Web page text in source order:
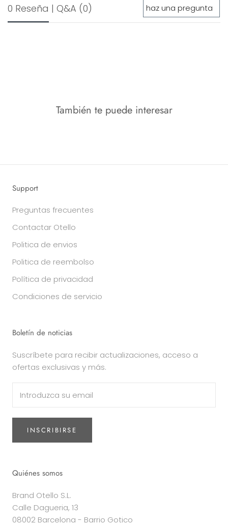
0 Reseña | Q&A (0)
También te puede interesar
Support
Preguntas frecuentes
Contactar Otello
Politica de envios
Politica de reembolso
Política de privacidad
Condiciones de servicio
Boletín de noticias
Suscríbete para recibir actualizaciones, acceso a
ofertas exclusivas y más.
INSCRIBIRSE
Quiénes somos
Brand Otello S.L.
Calle Dagueria, 13
08002 Barcelona - Barrio Gotico